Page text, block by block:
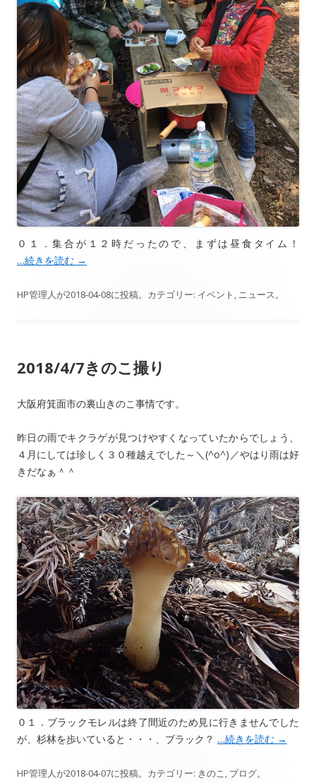
０１．集合が１２時だったので、まずは昼食タイム！
…続きを読む →
HP管理人が2018-04-08に投稿。カテゴリー: イベント , ニュース。
2018/4/7きのこ撮り
大阪府箕面市の裏山きのこ事情です。
昨日の雨でキクラゲが見つけやすくなっていたからでしょう、
４月にしては珍しく３０種越えでした～＼(^o^)／やはり雨は好
きだなぁ＾＾
０１．ブラックモレルは終了間近のため見に行きませんでした
が、杉林を歩いていると・・・、ブラック？ …続きを読む →
HP管理人が2018-04-07に投稿。カテゴリー: きのこ , ブログ。